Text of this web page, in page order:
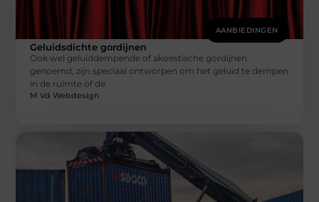
AANBIEDINGEN
Geluidsdichte gordijnen
Ook wel geluiddempende of akoestische gordijnen
genoemd, zijn speciaal ontworpen om het geluid te dempen
in de ruimte of de
M Vd Webdesign